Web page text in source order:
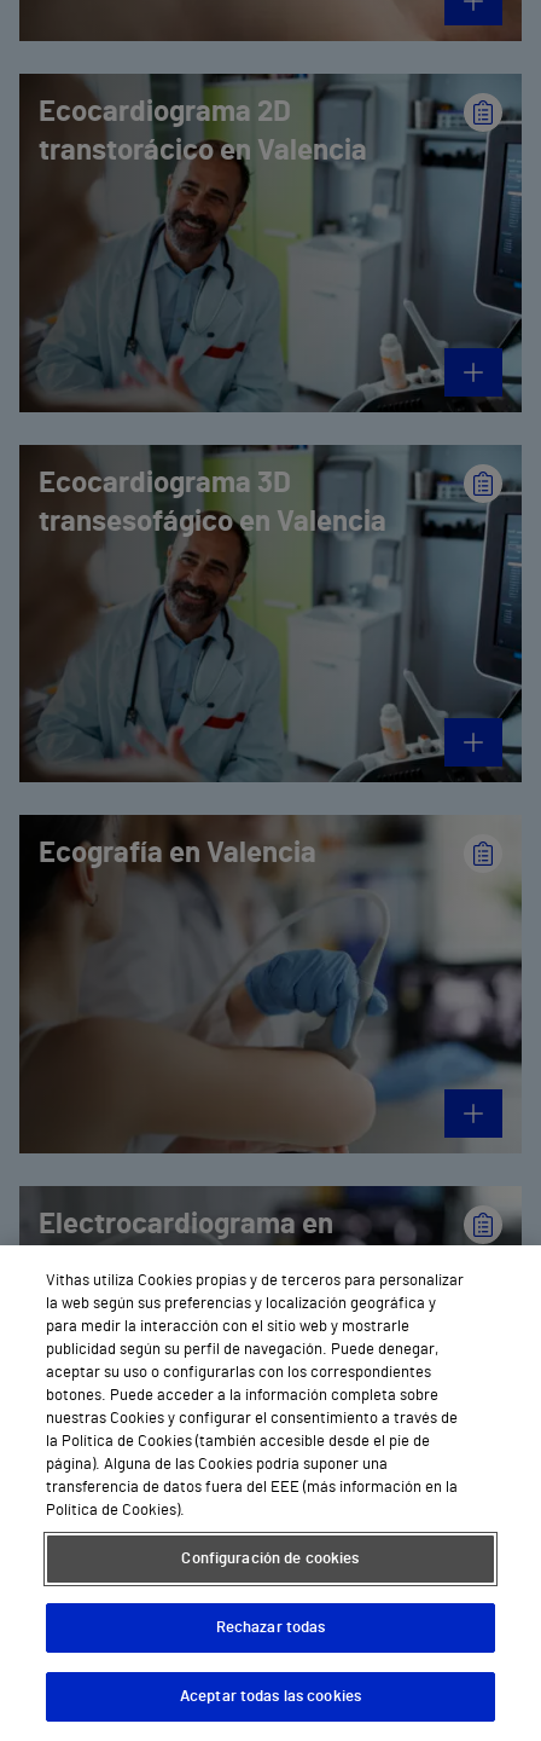
Ecocardiograma 2D
transtorácico en Valencia
Ecocardiograma 3D
transesofágico en Valencia
Ecografía en Valencia
Electrocardiograma en
Holter en Valencia
Descargar App
Vithas utiliza Cookies propias y de terceros para personalizar
la web según sus preferencias y localización geográfica y
para medir la interacción con el sitio web y mostrarle
publicidad según su perfil de navegación. Puede denegar,
aceptar su uso o configurarlas con los correspondientes
botones. Puede acceder a la información completa sobre
nuestras Cookies y configurar el consentimiento a través de
la Política de Cookies (también accesible desde el pie de
página). Alguna de las Cookies podría suponer una
transferencia de datos fuera del EEE (más información en la
Política de Cookies).
Configuración de cookies
Rechazar todas
Aceptar todas las cookies